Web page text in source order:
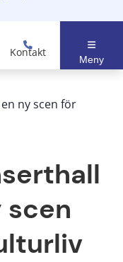
Kontakt
Meny
ny scen för
scen